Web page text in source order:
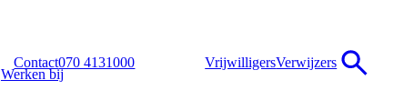
Werken bij
Contact070 4131000 VrijwilligersVerwijzers